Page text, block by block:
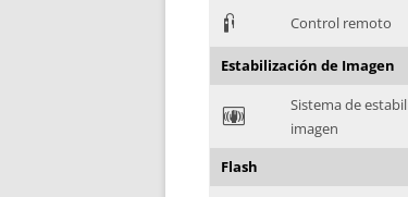
3 Control remoto
Estabilización de Imagen
F
Sistema de
imagen
Flash